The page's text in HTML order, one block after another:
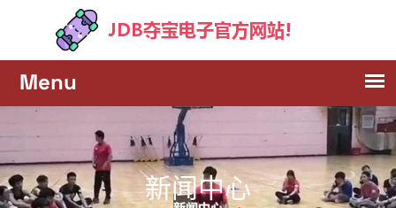
新闻中心